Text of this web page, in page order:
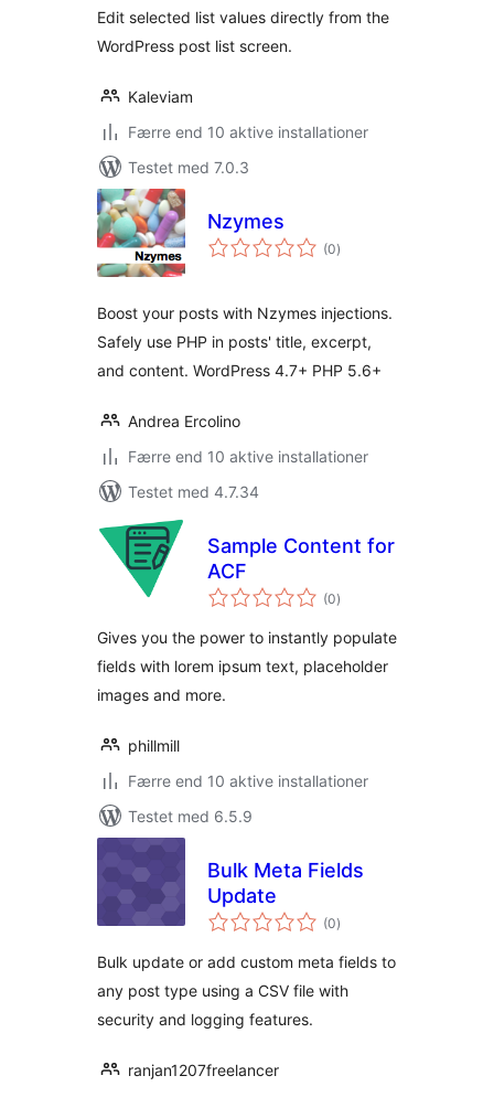
Edit selected list values directly from the
WordPress post list screen.
Kaleviam
Færre end 10 aktive installationer
Testet med 7.0.3
Nzymes
(0totale
bedømmelser
)
Boost your posts with Nzymes injections.
Safely use PHP in posts' title, excerpt,
and content. WordPress 4.7+ PHP 5.6+
Andrea Ercolino
Færre end 10 aktive installationer
Testet med 4.7.34
Sample Content for
ACF
(0totale
bedømmelser
)
Gives you the power to instantly populate
fields with lorem ipsum text, placeholder
images and more.
phillmill
Færre end 10 aktive installationer
Testet med 6.5.9
Bulk Meta Fields
Update
(0totale
bedømmelser
)
Bulk update or add custom meta fields to
any post type using a CSV file with
security and logging features.
ranjan1207freelancer